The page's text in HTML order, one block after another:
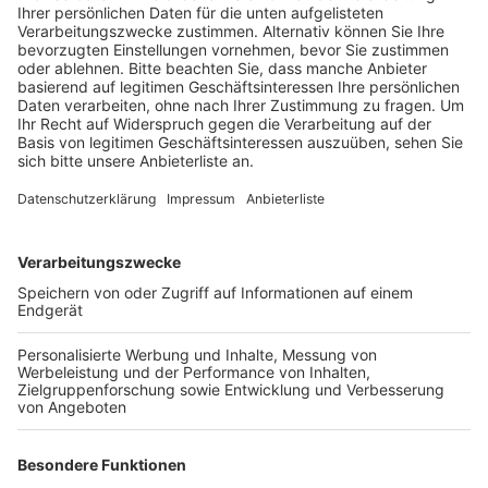
Anzeige
Das hohe Verkehrsaufkommen und die vielen Besucher
waren insgesamt in diesem Weihnachtsgeschäft gut
Reisebusse direkt nach Deutz an die Messe
Die Besucher konnten dann mit dem Bus zum
Heumarkt fahren und dieser Shuttle-Service über die
einseitig gesperrte Deutzer Brücke hat reibungslos
geklappt, so die Stadt. Und weils so gut lief, ist die
Sperrung der Brücke samstags noch mal um zwei
Stunden bis 20 Uhr verlängert worden. Außerdem
haben viele Autofahrer wie empfohlen außerhalb
So waren das Parkhaus an der Lanxess-Arena und zum